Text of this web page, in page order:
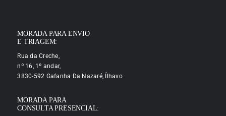
MORADA PARA ENVIO
E TRIAGEM:
Rua da Creche,
nº 16, 1º andar,
3830-592 Gafanha Da Nazaré, Ílhavo
MORADA PARA
CONSULTA PRESENCIAL: